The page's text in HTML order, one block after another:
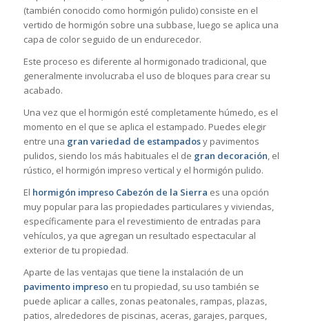
(también conocido como hormigón pulido) consiste en el
vertido de hormigón sobre una subbase, luego se aplica una
capa de color seguido de un endurecedor.
Este proceso es diferente al hormigonado tradicional, que
generalmente involucraba el uso de bloques para crear su
acabado.
Una vez que el hormigón esté completamente húmedo, es el
momento en el que se aplica el estampado. Puedes elegir
entre una gran variedad de estampadosy pavimentos
pulidos, siendo los más habituales el de gran decoración, el
rústico, el hormigón impreso vertical y el hormigón pulido.
El hormigón impreso Cabezón de la Sierra es una opción
muy popular para las propiedades particulares y viviendas,
específicamente para el revestimiento de entradas para
vehículos, ya que agregan un resultado espectacular al
exterior de tu propiedad.
Aparte de las ventajas que tiene la instalación de un
pavimento impresoen tu propiedad, su uso también se
puede aplicar a calles, zonas peatonales, rampas, plazas,
patios, alrededores de piscinas, aceras, garajes, parques,